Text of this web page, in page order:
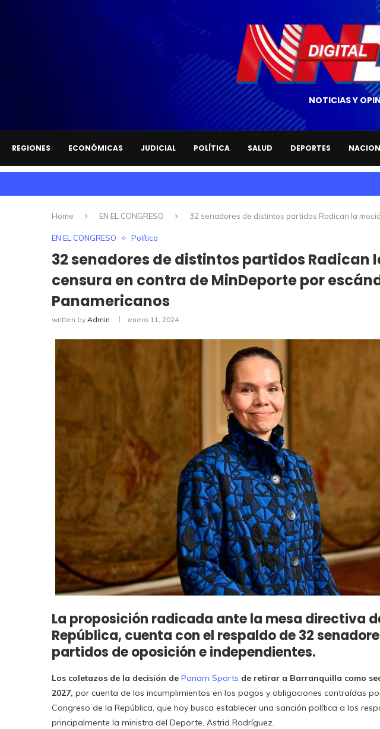
NOTICIAS Y
REGIONES ECONÓMICAS JUDICIAL POLÍTICA SALUD DEPORTES
Home EN EL CONGRESO 32 senadores de distintos partidos Radican la
EN EL CONGRESO Política
32 senadores de distintos partidos Radican
censura en contra de MinDeporte por
Panamericanos
written by Admin enero 11, 2024
La proposición radicada ante la mesa directiva
República, cuenta con el respaldo de 32
partidos de oposición e independientes.
Los coletazos de la decisión de Panam Sports de retirar a Barranquilla como
2027, por cuenta de los incumplimientos en los pagos y obligaciones contraídas
Congreso de la República, que hoy busca establecer una sanción política a los
principalmente la ministra del Deporte, Astrid Rodríguez.